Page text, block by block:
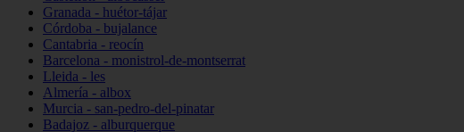
Granada - huétor-tájar
Córdoba - bujalance
Cantabria - reocín
Barcelona - monistrol-de-montserrat
Lleida - les
Almería - albox
Murcia - san-pedro-del-pinatar
Badajoz - alburquerque